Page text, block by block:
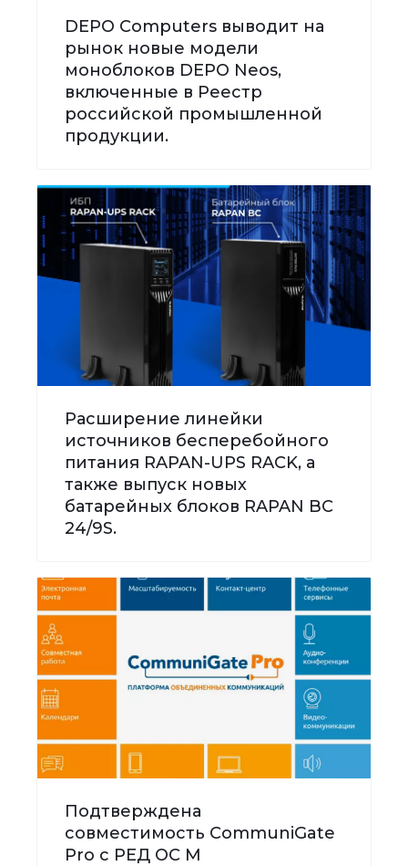
DEPO Computers выводит на
рынок новые модели
моноблоков DEPO Neos,
включенные в Реестр
российской промышленной
продукции.
Расширение линейки
источников бесперебойного
питания RAPAN-UPS RACK, а
также выпуск новых
батарейных блоков RAPAN BC
24/9S.
Подтверждена
совместимость CommuniGate
Pro с РЕД ОС М